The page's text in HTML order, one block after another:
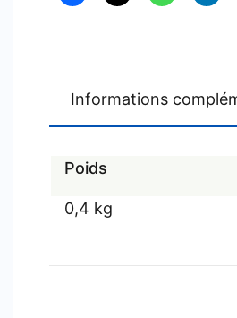
Informations
Poids
0,4 kg